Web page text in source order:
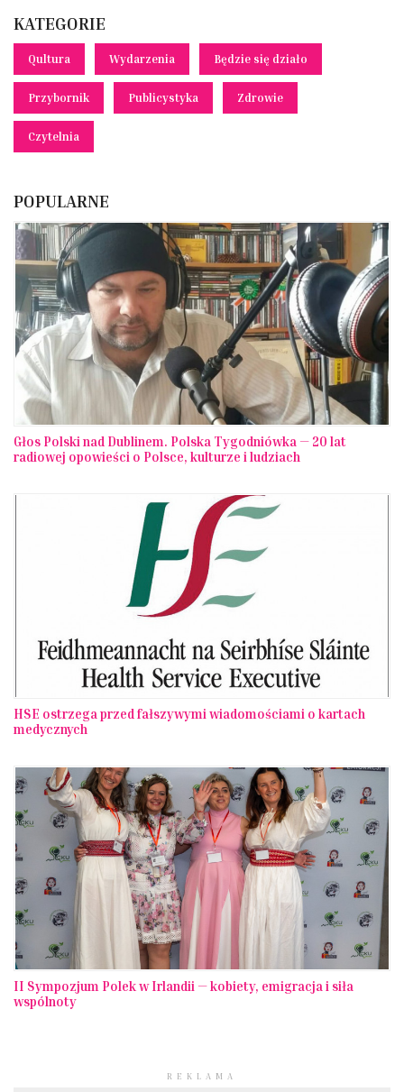
KATEGORIE
Qultura Wydarzenia Będzie się działo
Przybornik Publicystyka Zdrowie
Czytelnia
POPULARNE
Głos Polski nad Dublinem. Polska Tygodniówka — 20 lat
radiowej opowieści o Polsce, kulturze i ludziach
HSE ostrzega przed fałszywymi wiadomościami o kartach
medycznych
II Sympozjum Polek w Irlandii — kobiety, emigracja i siła
wspólnoty
REKLAMA